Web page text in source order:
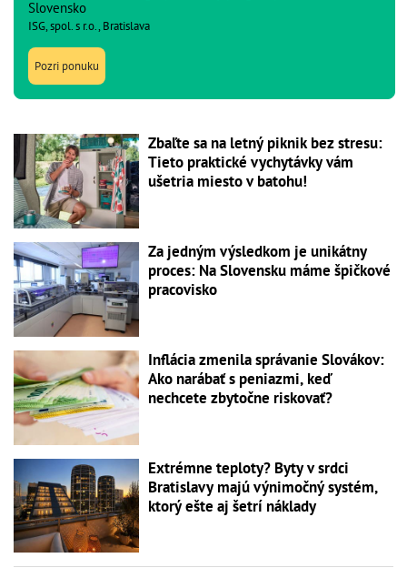
Slovensko
ISG, spol. s r.o., Bratislava
Pozri ponuku
Zbaľte sa na letný piknik bez stresu:
Tieto praktické vychytávky vám
ušetria miesto v batohu!
Za jedným výsledkom je unikátny
proces: Na Slovensku máme špičkové
pracovisko
Inflácia zmenila správanie Slovákov:
Ako narábať s peniazmi, keď
nechcete zbytočne riskovať?
Extrémne teploty? Byty v srdci
Bratislavy majú výnimočný systém,
ktorý ešte aj šetrí náklady